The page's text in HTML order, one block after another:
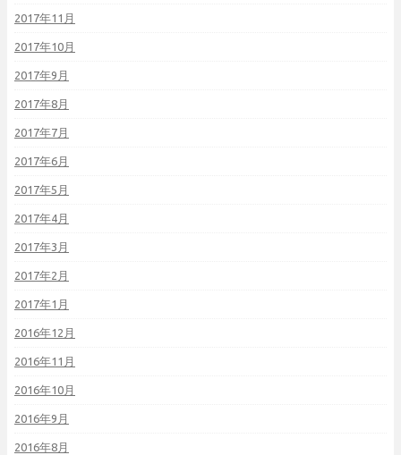
2017年11月
2017年10月
2017年9月
2017年8月
2017年7月
2017年6月
2017年5月
2017年4月
2017年3月
2017年2月
2017年1月
2016年12月
2016年11月
2016年10月
2016年9月
2016年8月